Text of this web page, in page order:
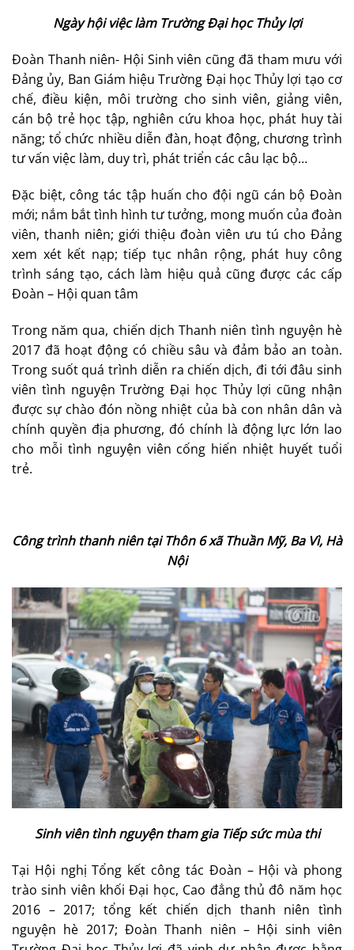
Ngày hội việc làm Trường Đại học Thủy lợi
Đoàn Thanh niên- Hội Sinh viên cũng đã tham mưu với
Đảng ủy, Ban Giám hiệu Trường Đại học Thủy lợi tạo cơ
chế, điều kiện, môi trường cho sinh viên, giảng viên,
cán bộ trẻ học tập, nghiên cứu khoa học, phát huy tài
năng; tổ chức nhiều diễn đàn, hoạt động, chương trình
tư vấn việc làm, duy trì, phát triển các câu lạc bộ…
Đặc biệt, công tác tập huấn cho đội ngũ cán bộ Đoàn
mới; nắm bắt tình hình tư tưởng, mong muốn của đoàn
viên, thanh niên; giới thiệu đoàn viên ưu tú cho Đảng
xem xét kết nạp; tiếp tục nhân rộng, phát huy công
trình sáng tạo, cách làm hiệu quả cũng được các cấp
Đoàn – Hội quan tâm
Trong năm qua, chiến dịch Thanh niên tình nguyện hè
2017 đã hoạt động có chiều sâu và đảm bảo an toàn.
Trong suốt quá trình diễn ra chiến dịch, đi tới đâu sinh
viên tình nguyện Trường Đại học Thủy lợi cũng nhận
được sự chào đón nồng nhiệt của bà con nhân dân và
chính quyền địa phương, đó chính là động lực lớn lao
cho mỗi tình nguyện viên cống hiến nhiệt huyết tuổi
trẻ.
Công trình thanh niên tại Thôn 6 xã Thuần Mỹ, Ba Vì, Hà
Nội
Sinh viên tình nguyện tham gia Tiếp sức mùa thi
Tại Hội nghị Tổng kết công tác Đoàn – Hội và phong
trào sinh viên khối Đại học, Cao đẳng thủ đô năm học
2016 – 2017; tổng kết chiến dịch thanh niên tình
nguyện hè 2017; Đoàn Thanh niên – Hội sinh viên